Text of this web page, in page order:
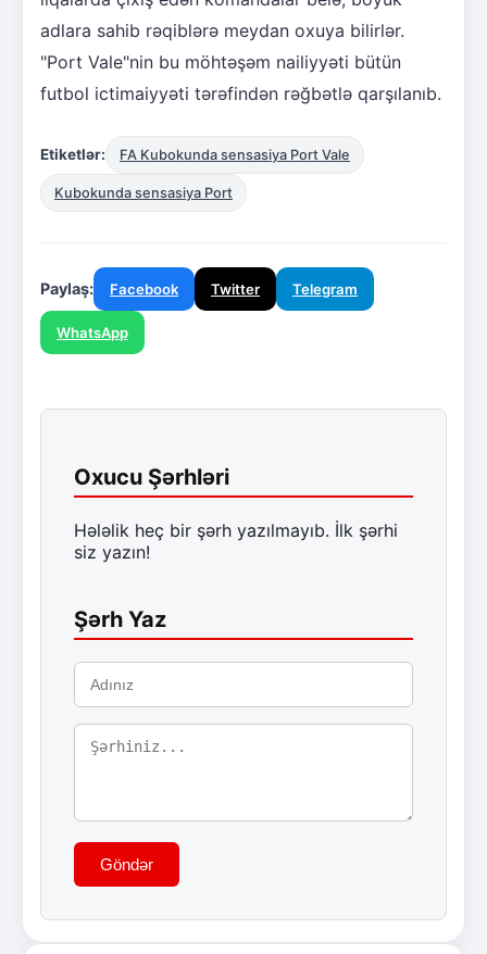
adlara sahib rəqiblərə meydan oxuya bilirlər.
"Port Vale"nin bu möhtəşəm nailiyyəti bütün
futbol ictimaiyyəti tərəfindən rəğbətlə qarşılanıb.
Etiketlər: FA Kubokunda sensasiya Port Vale
Kubokunda sensasiya Port
Paylaş: Facebook Twitter Telegram
WhatsApp
Oxucu Şərhləri
Hələlik heç bir şərh yazılmayıb. İlk şərhi
siz yazın!
Şərh Yaz
Göndər